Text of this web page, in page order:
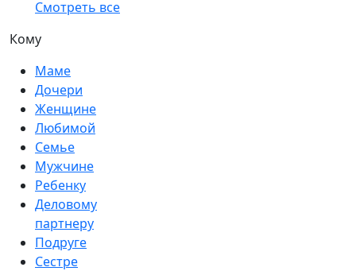
Смотреть все
Кому
Маме
Дочери
Женщине
Любимой
Семье
Мужчине
Ребенку
Деловому
партнеру
Подруге
Сестре